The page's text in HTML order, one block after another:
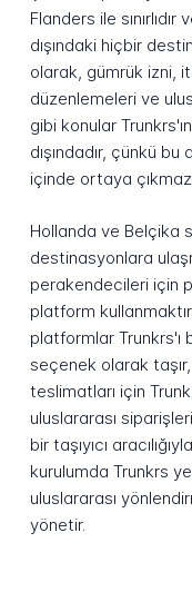
Flanders ile
dışındaki hiçbir
olarak, gümrük izni,
düzenlemeleri ve
gibi konular
dışındadır, çünkü
içinde ortaya
Hollanda ve Belçika
destinasyonlara
perakendecileri için
platform
platformlar Trunkrs'ı
seçenek olarak
teslimatları için
uluslararası
bir taşıyıcı
kurulumda Trunkrs
uluslararası
yönetir.